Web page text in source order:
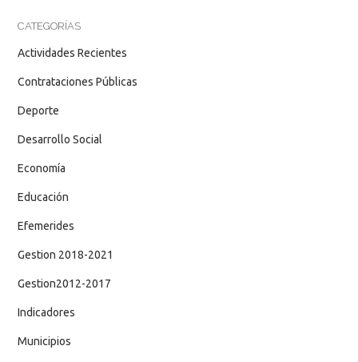
CATEGORÍAS
Actividades Recientes
Contrataciones Públicas
Deporte
Desarrollo Social
Economía
Educación
Efemerides
Gestion 2018-2021
Gestion2012-2017
Indicadores
Municipios